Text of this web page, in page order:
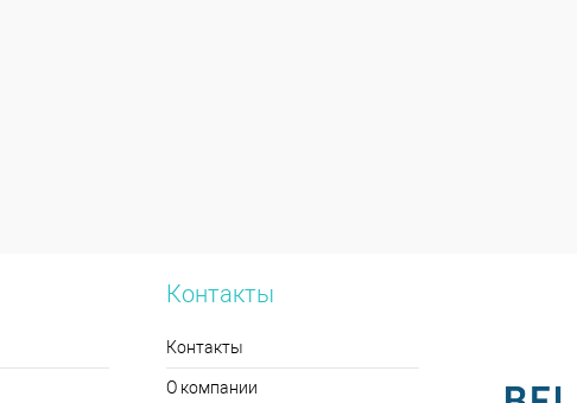
Контакты
Контакты
О компании